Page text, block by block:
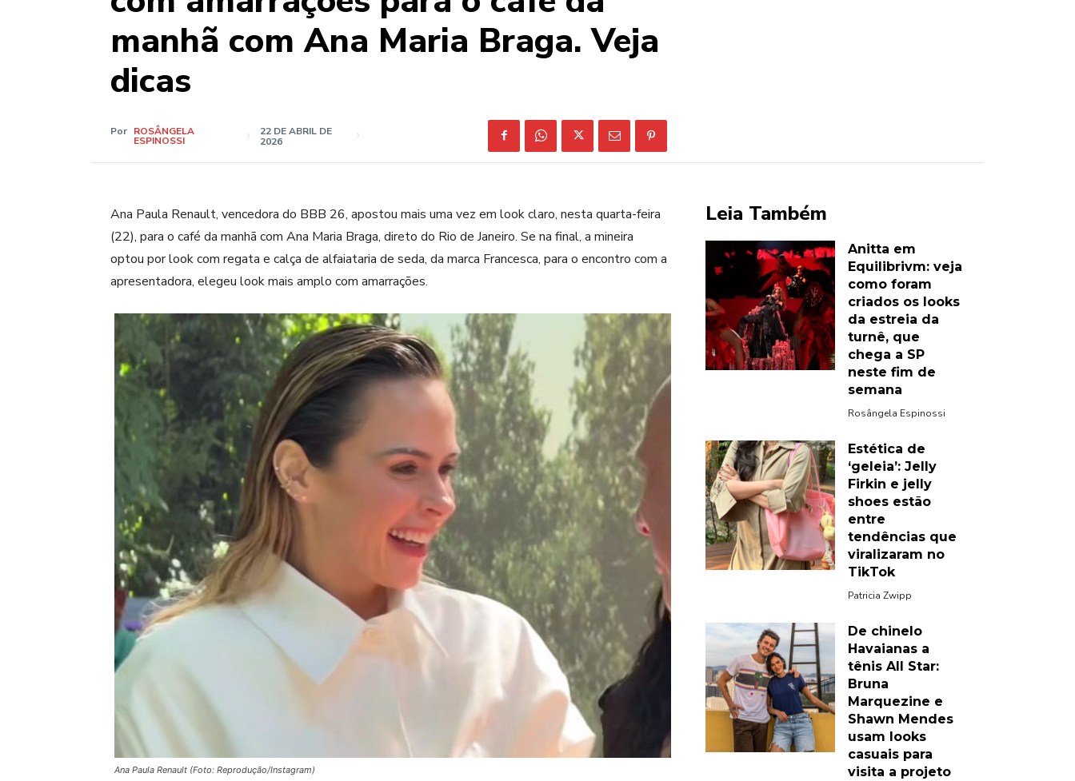
manhã com Ana Maria Braga. Veja
dicas
Por ROSÂNGELA
ESPINOSSI
22 DE ABRIL DE
2026
Ana Paula Renault, vencedora do BBB 26, apostou mais uma vez em look claro, nesta quarta-feira
(22), para o café da manhã com Ana Maria Braga, direto do Rio de Janeiro. Se na final, a mineira
optou por look com regata e calça de alfaiataria de seda, da marca Francesca, para o encontro com a
apresentadora, elegeu look mais amplo com amarrações.
Ana Paula Renault (Foto: Reprodução/Instagram)
Leia Também
Anitta em
Equilibrivm: veja
como foram
criados os looks
da estreia da
turnê, que
chega a SP
neste fim de
semana
Rosângela Espinossi
Estética de
‘geleia’: Jelly
Firkin e jelly
shoes estão
entre
tendências que
viralizaram no
TikTok
Patricia Zwipp
De chinelo
Havaianas a
tênis All Star:
Bruna
Marquezine e
Shawn Mendes
usam looks
casuais para
visita a projeto